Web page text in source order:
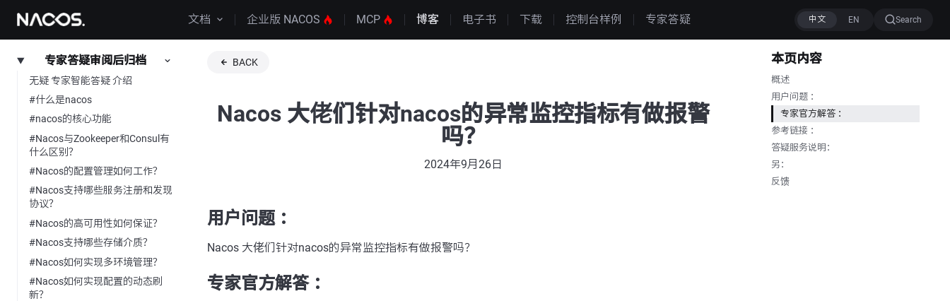
文档 企业版 NACOS MCP 博客 电子书 下载 控制台样例 专家答疑 Search
专家答疑审阅后归档
无疑 专家智能答疑 介绍
#什么是nacos
#nacos的核心功能
#Nacos与Zookeeper和Consul有
什么区别？
#Nacos的配置管理如何工作？
#Nacos支持哪些服务注册和发现
协议？
#Nacos的高可用性如何保证？
#Nacos支持哪些存储介质？
#Nacos如何实现多环境管理？
#Nacos如何实现配置的动态刷
新？
BACK
Nacos 大佬们针对nacos的异常监控指标有做报警
吗？
2024年9月26日
用户问题 ：
Nacos 大佬们针对nacos的异常监控指标有做报警吗？
专家官方解答 ：
本页内容
概述
用户问题 ：
专家官方解答 ：
参考链接 ：
答疑服务说明：
另：
反馈